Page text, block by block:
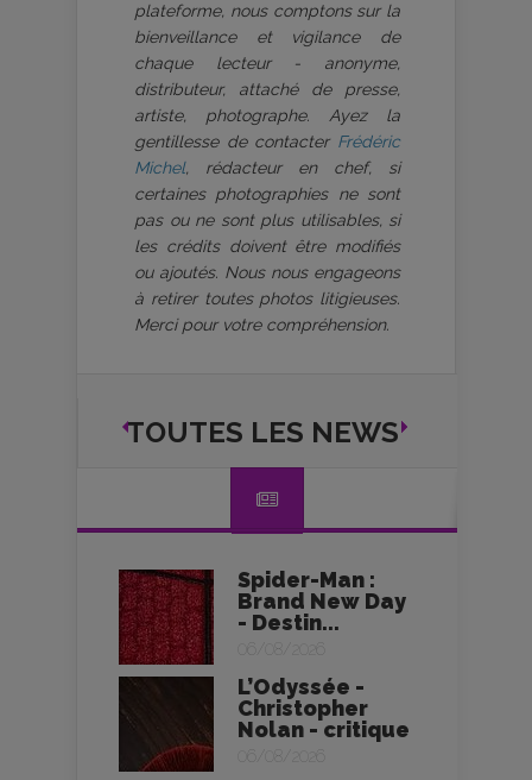
plateforme, nous comptons sur la
bienveillance et vigilance de
chaque lecteur - anonyme,
distributeur, attaché de presse,
artiste, photographe. Ayez la
gentillesse de contacter Frédéric
Michel, rédacteur en chef, si
certaines photographies ne sont
pas ou ne sont plus utilisables, si
les crédits doivent être modifiés
ou ajoutés. Nous nous engageons
à retirer toutes photos litigieuses.
Merci pour votre compréhension.
TOUTES LES NEWS
Spider-Man :
Brand New Day
- Destin...
06/08/2026
L’Odyssée -
Christopher
Nolan - critique
06/08/2026